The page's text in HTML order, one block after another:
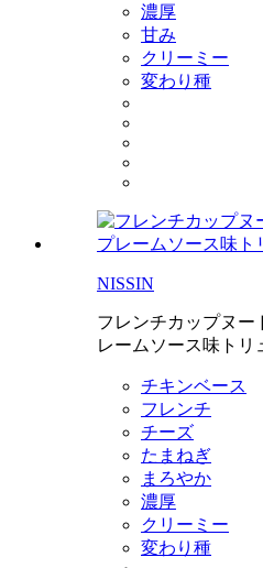
濃厚
甘み
クリーミー
変わり種
NISSIN
フレンチカップヌー
レームソース味トリ
チキンベース
フレンチ
チーズ
たまねぎ
まろやか
濃厚
クリーミー
変わり種